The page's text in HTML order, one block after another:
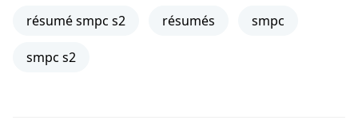
résumé smpc s2 résumés smpc
smpc s2